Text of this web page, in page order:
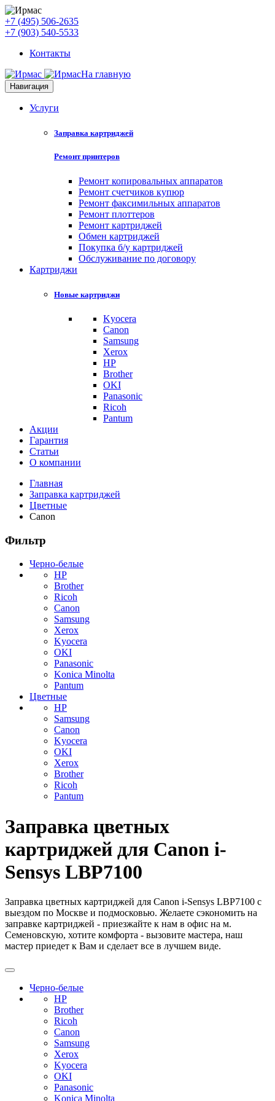
+7 (495) 506-2635
+7 (903) 540-5533
Контакты
На главную
Навигация
Услуги
Заправка картриджей
Ремонт принтеров
Ремонт копировальных аппаратов
Ремонт счетчиков купюр
Ремонт факсимильных аппаратов
Ремонт плоттеров
Ремонт картриджей
Обмен картриджей
Покупка б/у картриджей
Обслуживание по договору
Картриджи
Новые картриджи
Kyocera
Canon
Samsung
Xerox
HP
Brother
OKI
Panasonic
Ricoh
Pantum
Акции
Гарантия
Статьи
О компании
Главная
Заправка картриджей
Цветные
Canon
Фильтр
Черно-белые
HP
Brother
Ricoh
Canon
Samsung
Xerox
Kyocera
OKI
Panasonic
Konica Minolta
Pantum
Цветные
HP
Samsung
Canon
Kyocera
OKI
Xerox
Brother
Ricoh
Pantum
Заправка цветных
картриджей для Canon i-
Sensys LBP7100
Заправка цветных картриджей для Canon i-Sensys LBP7100 с
выездом по Москве и подмосковью. Желаете сэкономить на
заправке картриджей - приезжайте к нам в офис на м.
Семеновскую, хотите комфорта - вызовите мастера, наш
мастер приедет к Вам и сделает все в лучшем виде.
Черно-белые
HP
Brother
Ricoh
Canon
Samsung
Xerox
Kyocera
OKI
Panasonic
Konica Minolta